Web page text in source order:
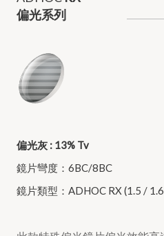
偏光系列
偏光灰 : 13% Tv
鏡片彎度：6BC/8BC
鏡片類型：ADHOC RX (1.5 /